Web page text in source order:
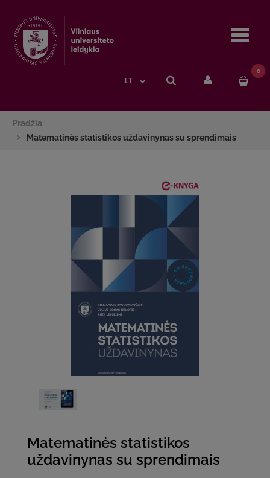
LT
0
Pradžia
Matematinės statistikos uždavinynas su sprendimais
Matematinės statistikos
uždavinynas su sprendimais